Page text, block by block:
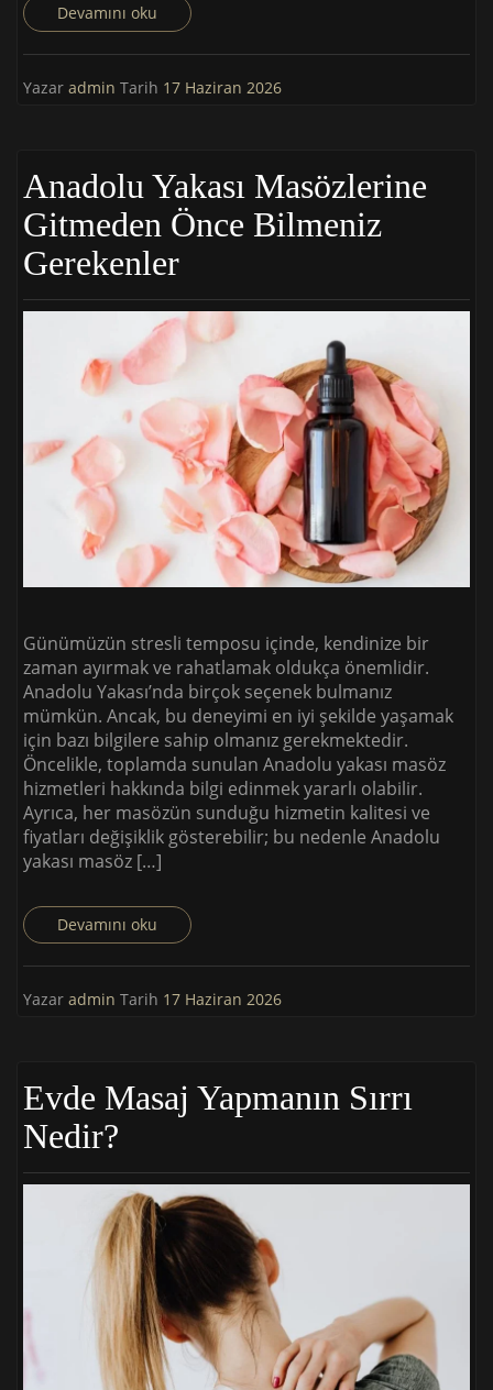
Devamını oku
Yazar admin Tarih 17 Haziran 2026
Anadolu Yakası Masözlerine
Gitmeden Önce Bilmeniz
Gerekenler
Günümüzün stresli temposu içinde, kendinize bir
zaman ayırmak ve rahatlamak oldukça önemlidir.
Anadolu Yakası’nda birçok seçenek bulmanız
mümkün. Ancak, bu deneyimi en iyi şekilde yaşamak
için bazı bilgilere sahip olmanız gerekmektedir.
Öncelikle, toplamda sunulan Anadolu yakası masöz
hizmetleri hakkında bilgi edinmek yararlı olabilir.
Ayrıca, her masözün sunduğu hizmetin kalitesi ve
fiyatları değişiklik gösterebilir; bu nedenle Anadolu
yakası masöz […]
Devamını oku
Yazar admin Tarih 17 Haziran 2026
Evde Masaj Yapmanın Sırrı
Nedir?